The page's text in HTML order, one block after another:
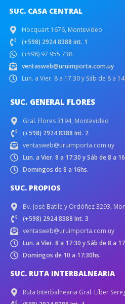
SUC. CASA CENTRAL
Hocquart 1676, Montevideo
(+598) 2924 8388 int. 1
(+598) 97 955 738
ventasweb@uruimporta.com.uy
Lun. a Vier. 8 a 17:30 y Sáb de 8 a
SUC. GENERAL FLORES
Gral. Flores 3194, Montevideo
(+598) 2924 8388 Int. 2
ventasweb@uruimporta.com.uy
Lun. a Vier. 8 a 17:30 y Sáb de 8 a
Domingos de 8 a 16hs.
SUC. PROPIOS
Bv. José Batlle y Ordóñez 3293,
(+598) 2924 8388 Int. 3
ventasweb@uruimporta.com.uy
Lun. a Vier. 8 a 17:30 y Sáb de 8 a
Domingos de 10 a 17:30hs.
SUC. RUTA INTERBALNEARIA
Ruta Interbalnearia Gral. Líber